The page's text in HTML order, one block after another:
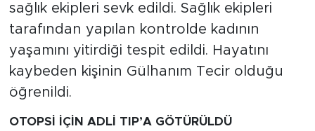
sağlık ekipleri sevk edildi. Sağlık ekipleri
tarafından yapılan kontrolde kadının
yaşamını yitirdiği tespit edildi. Hayatını
kaybeden kişinin Gülhanım Tecir olduğu
öğrenildi.
OTOPSİ İÇİN ADLİ TIP’A GÖTÜRÜLDÜ